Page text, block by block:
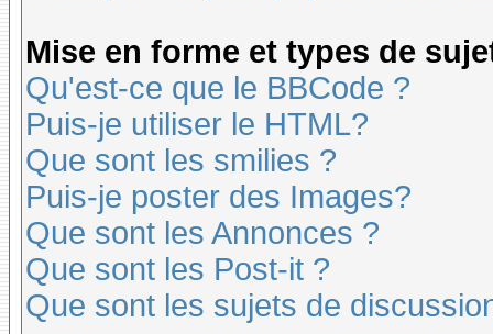
Mise en forme et types de
Qu'est-ce que le BBCode ?
Puis-je utiliser le HTML?
Que sont les smilies ?
Puis-je poster des Images?
Que sont les Annonces ?
Que sont les Post-it ?
Que sont les sujets de